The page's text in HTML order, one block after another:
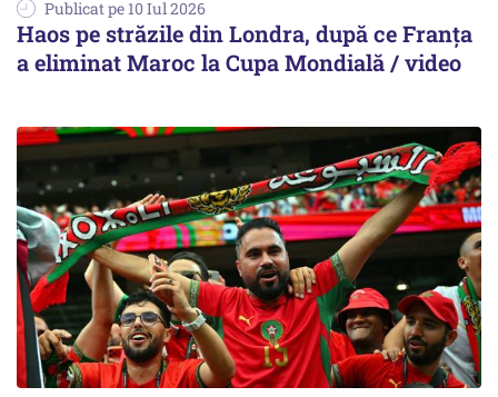
Publicat pe 10 Iul 2026
Haos pe străzile din Londra, după ce Franța
a eliminat Maroc la Cupa Mondială / video